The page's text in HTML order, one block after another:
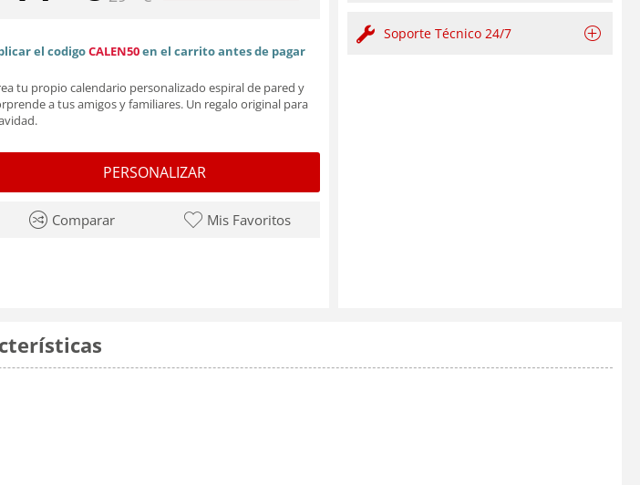
el codigoCALEN50en el carrito antes de pagar
tu propio calendario personalizado espiral de pared y
a tus amigos y familiares. Un regalo original para
PERSONALIZAR
Comparar Mis Favoritos
Soporte Técnico 24/7